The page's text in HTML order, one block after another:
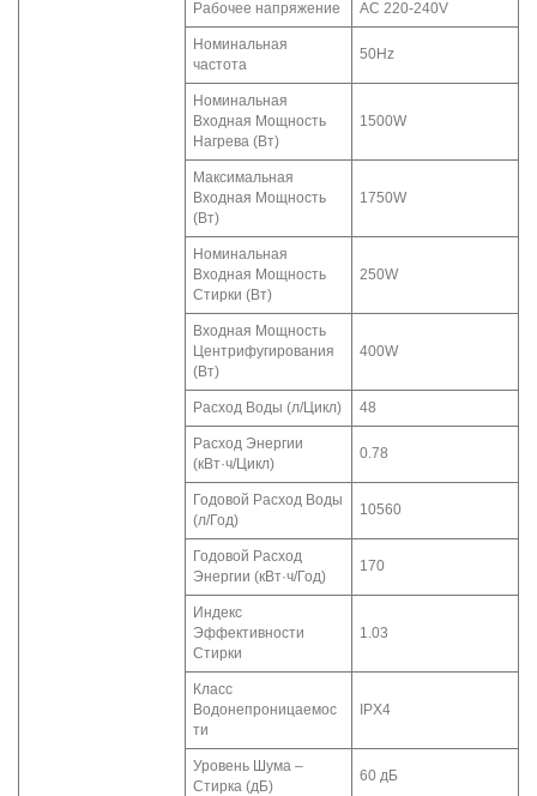
Рабочее напряжение AC 220-240V
Номинальная
частота
50Hz
Номинальная
Входная Мощность
Нагрева (Вт)
1500W
Максимальная
Входная Мощность
(Вт)
1750W
Номинальная
Входная Мощность
Стирки (Вт)
250W
Входная Мощность
Центрифугирования
(Вт)
400W
Расход Воды (л/Цикл) 48
Расход Энергии
(кВт·ч/Цикл)
0.78
Годовой Расход Воды
(л/Год)
10560
Годовой Расход
Энергии (кВт·ч/Год)
170
Индекс
Эффективности
Стирки
1.03
Класс
Водонепроницаемос
ти
IPX4
Уровень Шума –
Стирка (дБ)
60 дБ